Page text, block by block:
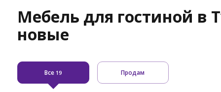
Мебель для гостиной в
новые
Все 19 Продам